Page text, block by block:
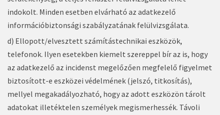
indokolt. Minden esetben elvárható az adatkezelő
információbiztonsági szabályzatának felülvizsgálata.
d) Ellopott/elvesztett számítástechnikai eszközök,
telefonok. Ilyen esetekben kiemelt szereppel bír az is, hogy
az adatkezelő az incidenst megelőzően megfelelő figyelmet
biztosított-e eszközei védelmének (jelszó, titkosítás),
mellyel megakadályozható, hogy az adott eszközön tárolt
adatokat illetéktelen személyek megismerhessék. Távoli